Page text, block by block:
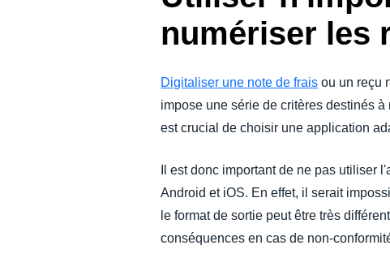
numériser les
Digitaliser une note de frais ou un reçu
impose une série de critères destinés
est crucial de choisir une application
Il est donc important de ne pas
Android et iOS. En effet, il serait
le format de sortie peut être très
conséquences en cas de non-